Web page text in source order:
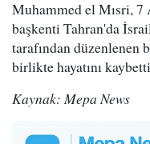
Muhammed el Mısri, 7
başkenti Tahran'da
tarafından düzenlenen
birlikte hayatını
Kaynak: Mepa News